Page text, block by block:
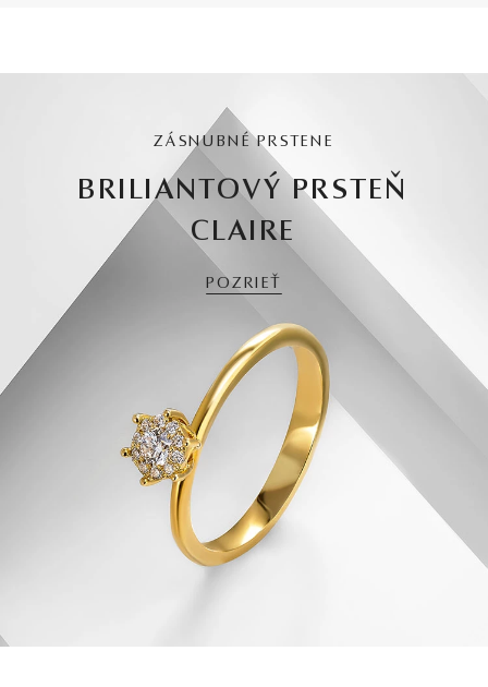
ZÁSNUBNÉ PRSTENE
BRILIANTOVÝ PRSTEŇ
CLAIRE
POZRIEŤ